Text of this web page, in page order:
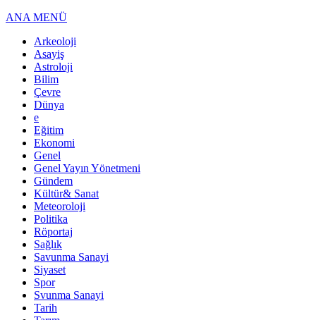
ANA MENÜ
Arkeoloji
Asayiş
Astroloji
Bilim
Çevre
Dünya
e
Eğitim
Ekonomi
Genel
Genel Yayın Yönetmeni
Gündem
Kültür& Sanat
Meteoroloji
Politika
Röportaj
Sağlık
Savunma Sanayi
Siyaset
Spor
Svunma Sanayi
Tarih